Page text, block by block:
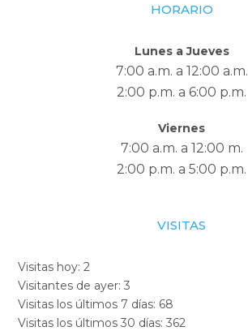
HORARIO
Lunes a Jueves
7:00 a.m. a 12:00 a.m.
2:00 p.m. a 6:00 p.m.
Viernes
7:00 a.m. a 12:00 m.
2:00 p.m. a 5:00 p.m.
VISITAS
Visitas hoy:2
Visitantes de ayer:3
Visitas los últimos 7 días: 68
Visitas los últimos 30 días:362